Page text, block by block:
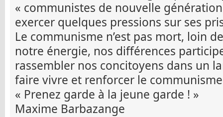
« communistes de nouvelle
exercer quelques pressions sur ses
Le communisme n’est pas mort, loin
notre énergie, nos différences
rassembler nos concitoyens dans un
faire vivre et renforcer le
« Prenez garde à la jeune garde ! »
Maxime Barbazange